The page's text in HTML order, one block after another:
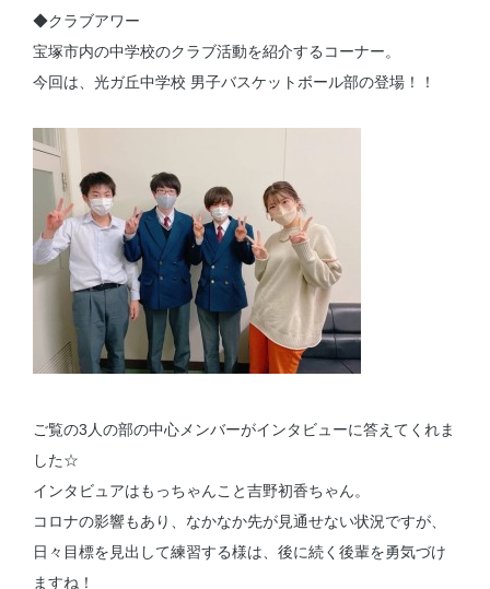
◆クラブアワー
宝塚市内の中学校のクラブ活動を紹介するコーナー。
今回は、光ガ丘中学校 男子バスケットボール部の登場！！
ご覧の3人の部の中心メンバーがインタビューに答えてくれま
した☆
インタビュアはもっちゃんこと吉野初香ちゃん。
コロナの影響もあり、なかなか先が見通せない状況ですが、
日々目標を見出して練習する様は、後に続く後輩を勇気づけ
ますね！